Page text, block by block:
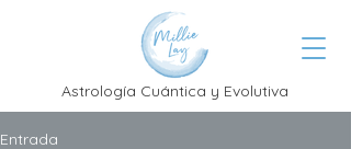
Astrología Cuántica y Evolutiva
Entrada